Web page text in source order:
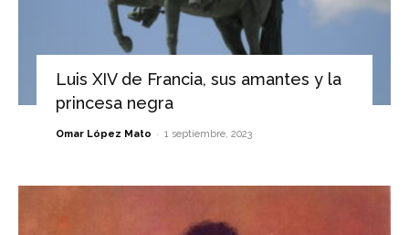
Luis XIV de Francia, sus amantes y la
princesa negra
Omar López Mato - 1 septiembre, 2023